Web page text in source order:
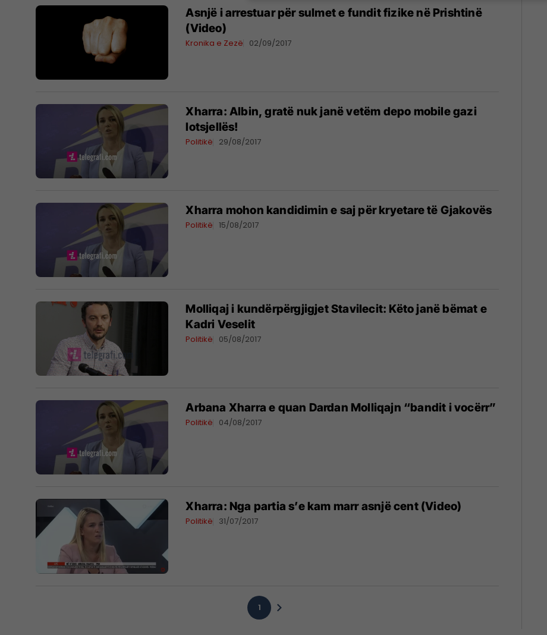
Asnjë i arrestuar për sulmet e fundit fizike në Prishtinë
(Video)
Kronika e Zezë 02/09/2017
Xharra: Albin, gratë nuk janë vetëm depo mobile gazi
lotsjellës!
Politikë 29/08/2017
Xharra mohon kandidimin e saj për kryetare të Gjakovës
Politikë 15/08/2017
Molliqaj i kundërpërgjigjet Stavilecit: Këto janë bëmat e
Kadri Veselit
Politikë 05/08/2017
Arbana Xharra e quan Dardan Molliqajn “bandit i vocërr”
Politikë 04/08/2017
Xharra: Nga partia s’e kam marr asnjë cent (Video)
Politikë 31/07/2017
1